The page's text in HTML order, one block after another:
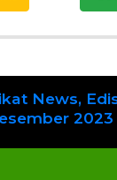
News,
2023